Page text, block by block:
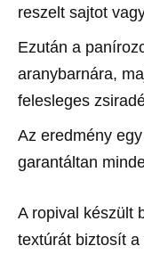
reszelt sajtot
Ezután a
aranybarnára,
felesleges
Az eredmény
garantáltan
A ropival készült
textúrát biztosít